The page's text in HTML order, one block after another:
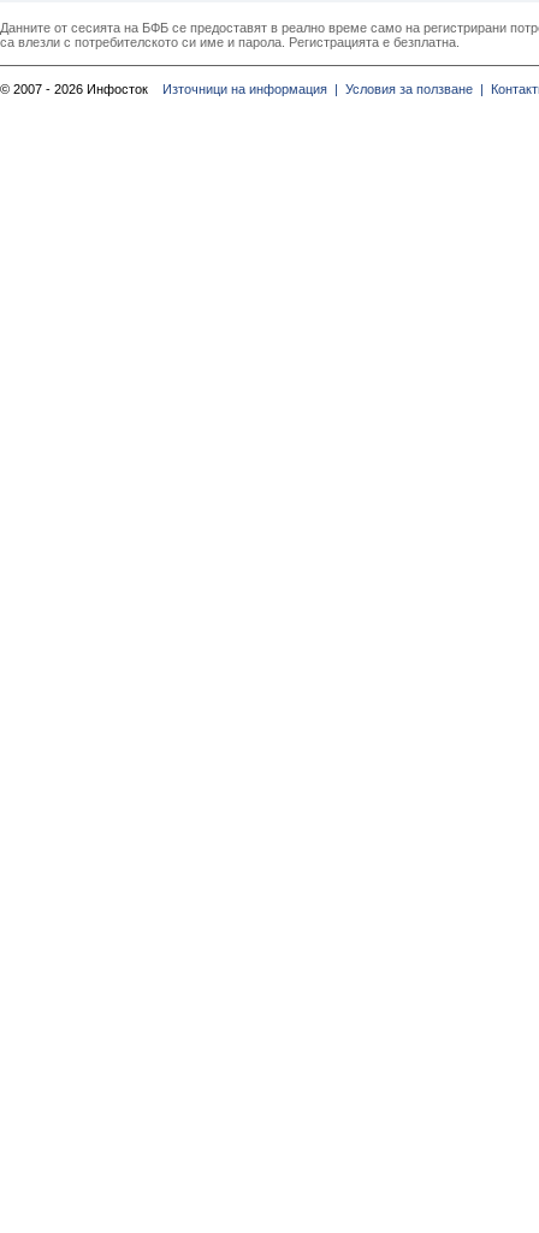
Данните от сесията на БФБ се предоставят в реално време само на регистрирани
са влезли с потребителското си име и парола. Регистрацията е безплатна.
© 2007 - 2026 Инфосток Източници на информация | Условия за ползване |